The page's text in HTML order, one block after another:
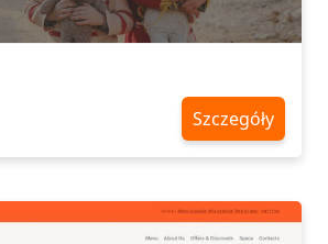
Szczegóły